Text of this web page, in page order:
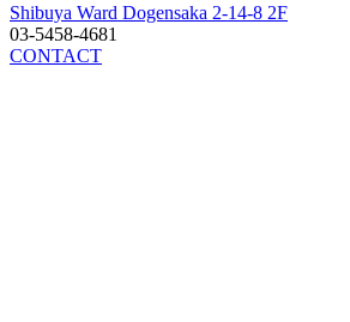
Shibuya Ward Dogensaka 2-14-8 2F
03-5458-4681
CONTACT